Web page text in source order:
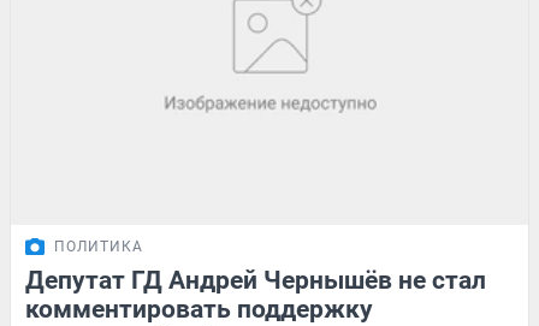
ПОЛИТИКА
Депутат ГД Андрей Чернышёв не стал
комментировать поддержку